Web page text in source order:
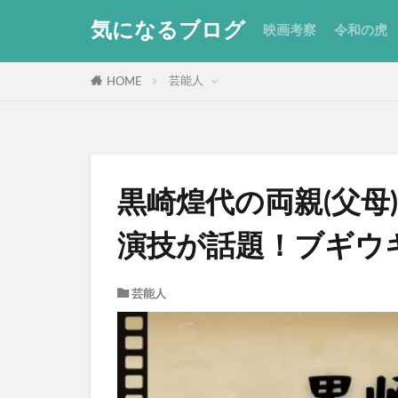
気になるブログ 映画考察 令和の虎
HOME 芸能人
黒崎煌代の両親(父
演技が話題！ブギウ
芸能人